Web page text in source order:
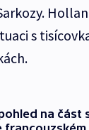
s
na část